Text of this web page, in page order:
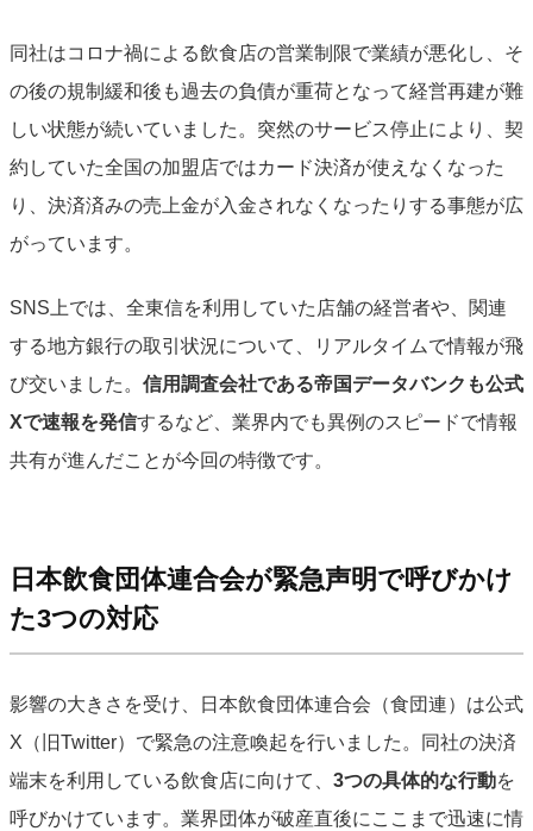
同社はコロナ禍による飲食店の営業制限で業績が悪化し、そ
の後の規制緩和後も過去の負債が重荷となって経営再建が難
しい状態が続いていました。突然のサービス停止により、契
約していた全国の加盟店ではカード決済が使えなくなった
り、決済済みの売上金が入金されなくなったりする事態が広
がっています。
SNS上では、全東信を利用していた店舗の経営者や、関連
する地方銀行の取引状況について、リアルタイムで情報が飛
び交いました。 信用調査会社である帝国データバンクも公式
Xで速報を発信するなど、業界内でも異例のスピードで情報
共有が進んだことが今回の特徴です。
日本飲食団体連合会が緊急声明で呼びかけ
た3つの対応
影響の大きさを受け、日本飲食団体連合会（食団連）は公式
X（旧Twitter）で緊急の注意喚起を行いました。同社の決済
端末を利用している飲食店に向けて、 3つの具体的な行動を
呼びかけています。業界団体が破産直後にここまで迅速に情